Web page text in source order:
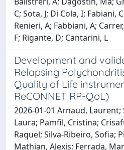
C; Sota, J; Di Cola, I; Fabiani,
Renieri, A; Fabbiani, A;
F; Rigante, D; Cantarini, L
Development and
Relapsing
Quality of Life
ReCONNET RP-QoL)
2026-01-01 Arnaud, Laurent;
Laura; Pamfil, Cristina;
Raquel; Silva-Ribeiro, Sofia;
Mathian, Alexis; Ferrada,